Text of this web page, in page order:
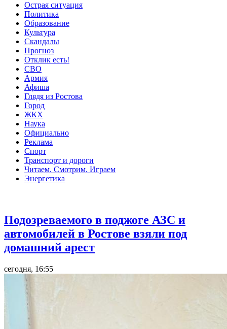
Острая ситуация
Политика
Образование
Культура
Скандалы
Прогноз
Отклик есть!
СВО
Армия
Афиша
Глядя из Ростова
Город
ЖКХ
Наука
Официально
Реклама
Спорт
Транспорт и дороги
Читаем. Смотрим. Играем
Энергетика
Подозреваемого в поджоге АЗС и
автомобилей в Ростове взяли под
домашний арест
сегодня, 16:55